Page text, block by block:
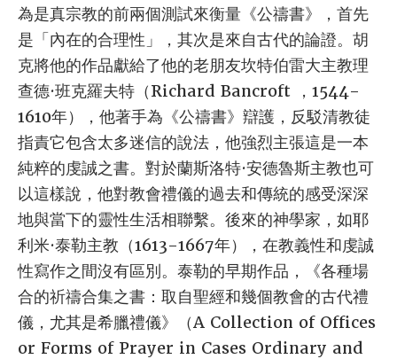
為是真宗教的前兩個測試來衡量《公禱書》，首先
是「內在的合理性」，其次是來自古代的論證。胡
克將他的作品獻給了他的老朋友坎特伯雷大主教理
查德·班克羅夫特（Richard Bancroft ，1544-
1610年），他著手為《公禱書》辯護，反駁清教徒
指責它包含太多迷信的說法，他強烈主張這是一本
純粹的虔誠之書。對於蘭斯洛特·安德魯斯主教也可
以這樣說，他對教會禮儀的過去和傳統的感受深深
地與當下的靈性生活相聯繫。後來的神學家，如耶
利米·泰勒主教（1613-1667年），在教義性和虔誠
性寫作之間沒有區別。泰勒的早期作品，《各種場
合的祈禱合集之書：取自聖經和幾個教會的古代禮
儀，尤其是希臘禮儀》（A Collection of Offices
or Forms of Prayer in Cases Ordinary and